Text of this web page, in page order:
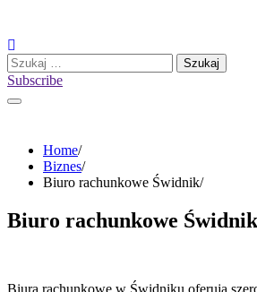
content
Szukaj:
Subscribe
Home
Biznes
Biuro rachunkowe Świdnik
Biuro rachunkowe Świdnik
Biura rachunkowe w Świdniku oferują